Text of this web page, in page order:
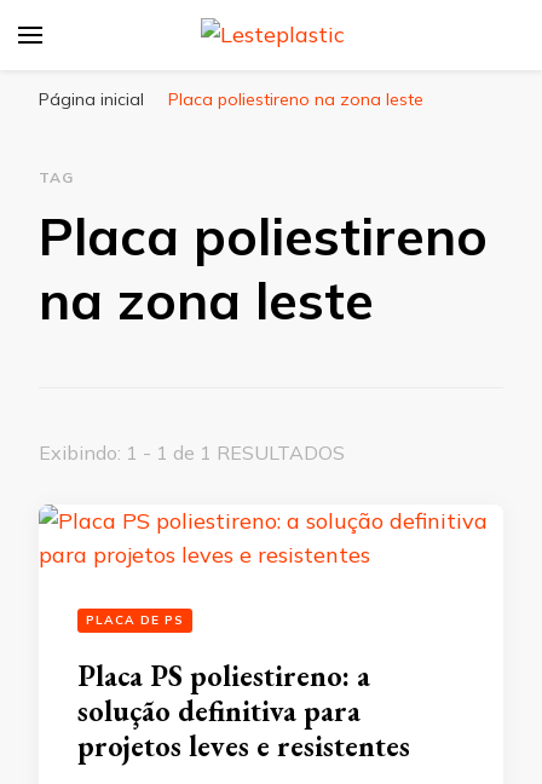
Página inicial Placa poliestireno na zona leste
TAG
Placa poliestireno
na zona leste
Exibindo: 1 - 1 de 1 RESULTADOS
PLACA DE PS
Placa PS poliestireno: a
solução definitiva para
projetos leves e resistentes